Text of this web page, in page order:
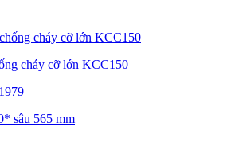
cháy cỡ lớn KCC150
sâu 565 mm